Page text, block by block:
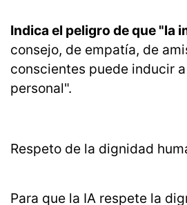
Indica el peligro de que "la
consejo, de empatía, de
conscientes puede inducir
personal".
Respeto de la dignidad
Para que la IA respete la